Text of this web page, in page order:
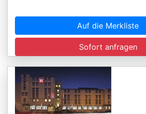
Auf die Merkliste
Sofort anfragen